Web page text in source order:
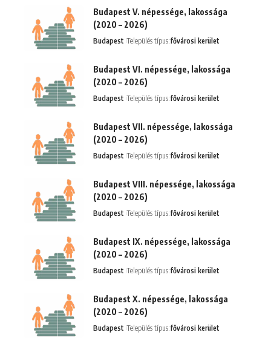
Budapest V. népessége, lakossága
(2020 – 2026)
Budapest Település típus:fővárosi kerület
Budapest VI. népessége, lakossága
(2020 – 2026)
Budapest Település típus:fővárosi kerület
Budapest VII. népessége, lakossága
(2020 – 2026)
Budapest Település típus:fővárosi kerület
Budapest VIII. népessége, lakossága
(2020 – 2026)
Budapest Település típus:fővárosi kerület
Budapest IX. népessége, lakossága
(2020 – 2026)
Budapest Település típus:fővárosi kerület
Budapest X. népessége, lakossága
(2020 – 2026)
Budapest Település típus:fővárosi kerület